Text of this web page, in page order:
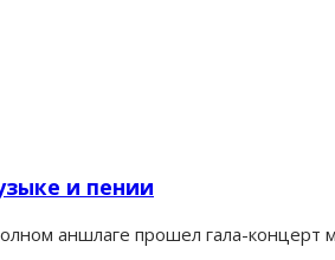
и пении
аншлаге прошел гала-